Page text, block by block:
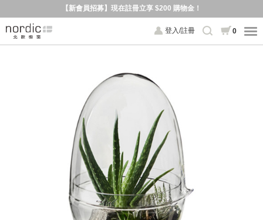
【新會員招募】現在註冊立享 $200 購物金！
登入/註冊 0